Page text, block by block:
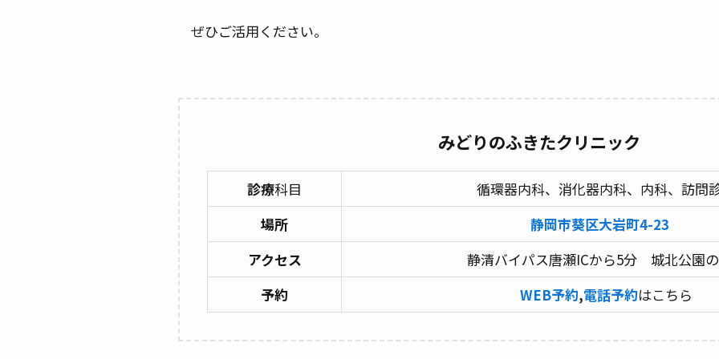
ぜひご活用ください。
みどりのふきたクリニック
診療科目
循環器内科、消化器内科、内科、訪問
場所
静岡市葵区大岩町4-23
アクセス
静清バイパス唐瀬ICから5分 城北公園の
予約
WEB予約,電話予約はこちら